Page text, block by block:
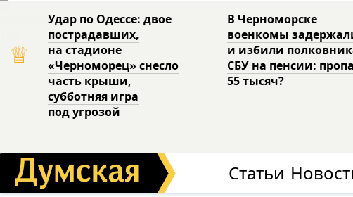
♕
Удар по Одессе: двое
пострадавших,
на стадионе
«Черноморец» снесло
часть крыши,
субботняя игра
под угрозой
В Черноморске
военкомы
и избили
СБУ на пенсии:
55 тысяч?
Статьи